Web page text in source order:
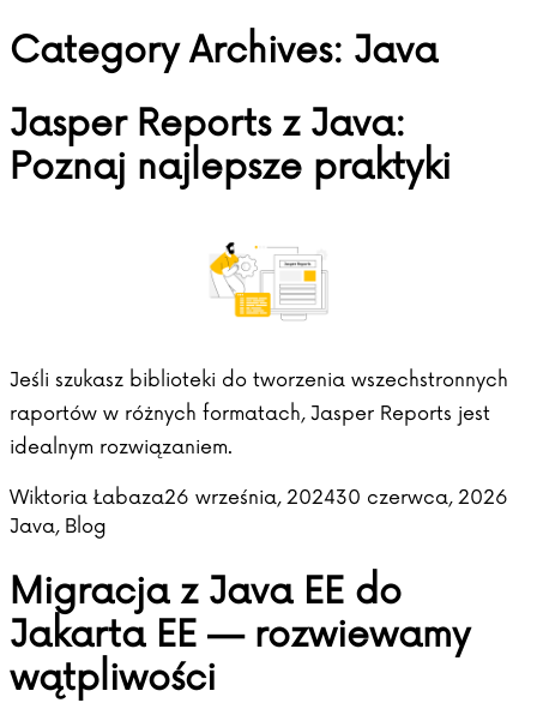
Skip to content
Category Archives: Java
Jasper Reports z Java:
Poznaj najlepsze praktyki
Jeśli szukasz biblioteki do tworzenia wszechstronnych
raportów w różnych formatach, Jasper Reports jest
idealnym rozwiązaniem.
Posted by
Wiktoria Łabaza26 września, 202430 czerwca, 2026
Java, Blog
Migracja z Java EE do
Jakarta EE — rozwiewamy
wątpliwości